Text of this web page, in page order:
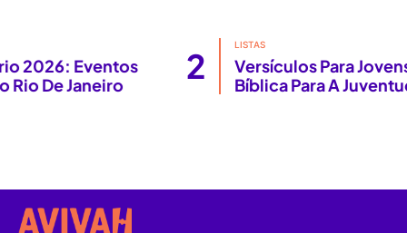
2
Versículos Para Jovens: Orientação
Bíblica Para A Juventude Cristã